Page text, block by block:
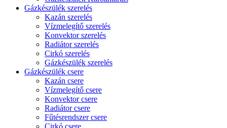
Gázkészülék szerelés
Kazán szerelés
Vízmelegítő szerelés
Konvektor szerelés
Radiátor szerelés
Cirkó szerelés
Gázkészülék szerelés
Gázkészülék csere
Kazán csere
Vízmelegítő csere
Konvektor csere
Radiátor csere
Fűtésrendszer csere
Cirkó csere